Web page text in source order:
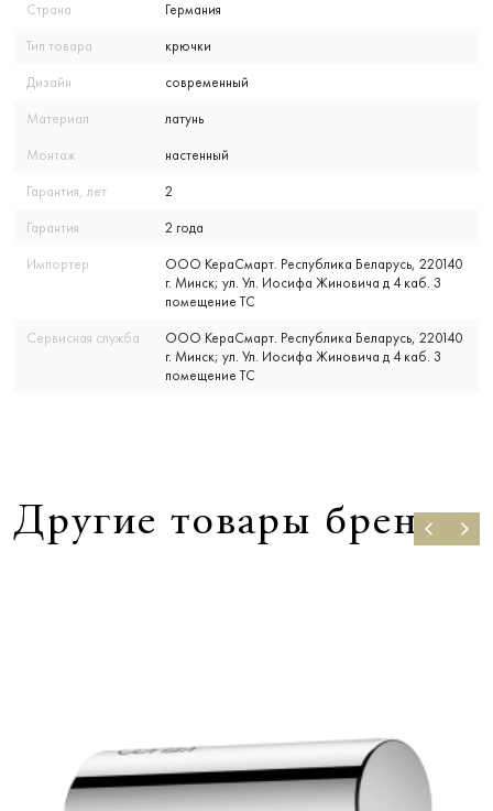
Страна Германия
Тип товара крючки
Дизайн современный
Материал латунь
Монтаж настенный
Гарантия, лет 2
Гарантия 2 года
Импортер
ООО КераСмарт. Республика Беларусь, 220140
г. Минск; ул. Ул. Иосифа Жиновича д 4 каб. 3
помещение ТС
Сервисная служба
ООО КераСмарт. Республика Беларусь, 220140
г. Минск; ул. Ул. Иосифа Жиновича д 4 каб. 3
помещение ТС
Другие товары бренда